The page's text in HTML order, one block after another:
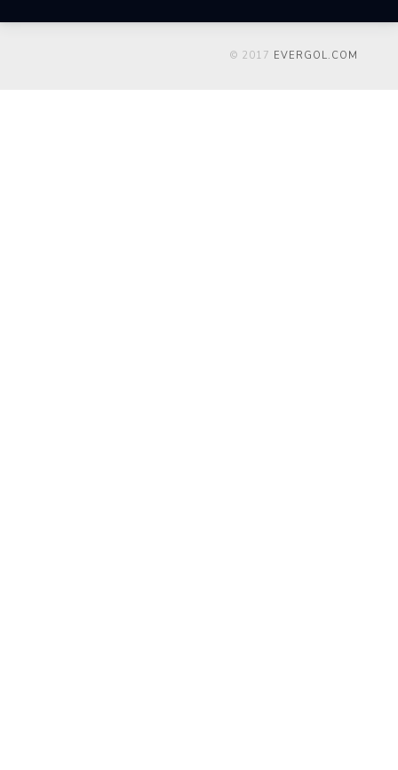
© 2017 EVERGOL.COM